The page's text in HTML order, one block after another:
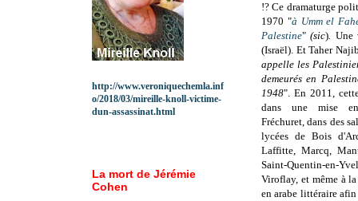
!? Ce dramaturge
1970 "à Umm el
Palestine"(sic). Une
(Israël). Et Taher
appelle les
demeurés en
1948". En 2011,
dans une mise
Fréchuret, dans des
lycées de Bois
Laffitte, Marcq,
Saint-Quentin-en-
Viroflay, et même à
en arabe littéraire
http://www.veroniquechemla.inf
o/2018/03/mireille-knoll-victime-
dun-assassinat.html
La mort de Jérémie
Cohen